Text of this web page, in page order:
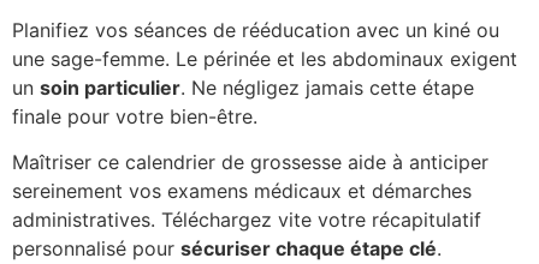
Planifiez vos séances de rééducation avec un kiné ou
une sage-femme. Le périnée et les abdominaux exigent
un soin particulier. Ne négligez jamais cette étape
finale pour votre bien-être.
Maîtriser ce calendrier de grossesse aide à anticiper
sereinement vos examens médicaux et démarches
administratives. Téléchargez vite votre récapitulatif
personnalisé pour sécuriser chaque étape clé.